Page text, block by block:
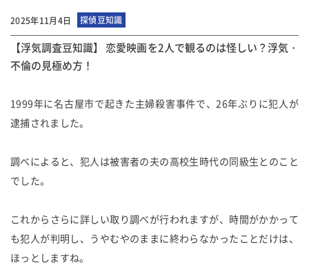
2025年11月4日 探偵豆知識
【浮気調査豆知識】 恋愛映画を2人で観るのは怪しい？浮気・
不倫の見極め方！
1999年に名古屋市で起きた主婦殺害事件で、26年ぶりに犯人が
逮捕されました。
調べによると、犯人は被害者の夫の高校生時代の同級生とのこと
でした。
これからさらに詳しい取り調べが行われますが、時間がかかって
も犯人が判明し、うやむやのままに終わらなかったことだけは、
ほっとしますね。